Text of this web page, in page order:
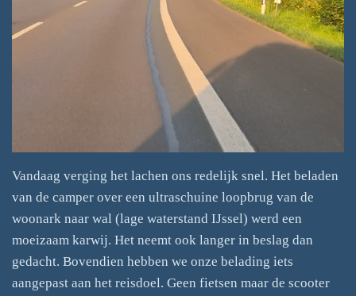
Vandaag verging het lachen ons redelijk snel. Het beladen
van de camper over een ultraschuine loopbrug van de
woonark naar wal (lage waterstand IJssel) werd een
moeizaam karwij. Het neemt ook langer in beslag dan
gedacht. Bovendien hebben we onze belading iets
aangepast aan het reisdoel. Geen fietsen maar de scooter